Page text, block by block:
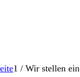
1 / Wir stellen ein